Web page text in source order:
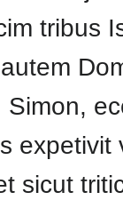
tribus
Simon,
expetivit
sicut